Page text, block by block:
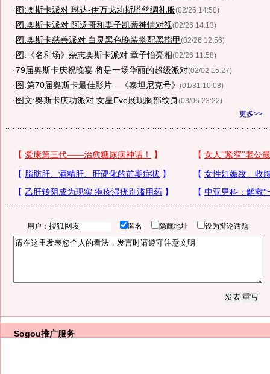
·图:奥斯卡派对 琳达-伊万戈莉斯塔丝绸礼服(02/26 14:50)
·图:奥斯卡派对 阿汤哥和妻子凯蒂神情对视(02/26 14:13)
·图:奥斯卡慈善派对 白灵黑色晚装搭配黑指甲(02/26 12:56)
·图:《名利场》杂志奥斯卡派对 章子怡亮相(02/26 11:58)
·79届奥斯卡庆祝晚宴 将是一场华丽的超级派对(02/02 15:27)
·图:第70届奥斯卡最佳影片—《泰坦尼克号》 (01/31 10:08)
·图文:奥斯卡庆功派对 女星Eve展现胸部纹身(03/06 23:22)
更多>>
用户： 匿名 隐藏地址 设为辩论话题
Sogou推广服务